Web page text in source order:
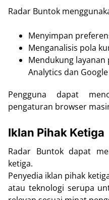
Radar Buntok
Menyimpan
Menganalisis pola
Mendukung
Analytics dan
Pengguna dapat
pengaturan browser
Iklan Pihak Ketiga
Radar Buntok dapat
ketiga.
Penyedia iklan pihak
atau teknologi serupa